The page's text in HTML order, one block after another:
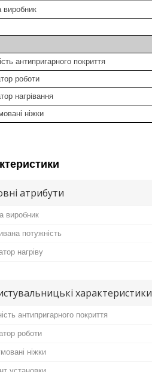
виробник
антипригарного покриття
роботи
нагрівання
ніжки
атрибути
виробник
потужність
нагріву
характеристики
антипригарного покриття
роботи
ніжки